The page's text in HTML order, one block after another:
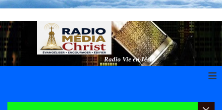
Radio Vie en Jésus
≡